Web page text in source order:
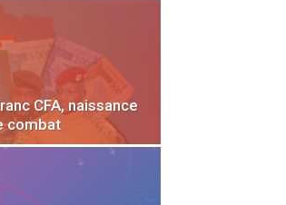
CFA, naissance
combat